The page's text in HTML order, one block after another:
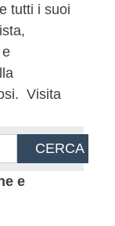
tutti i suoi
Visita
CERCA
e